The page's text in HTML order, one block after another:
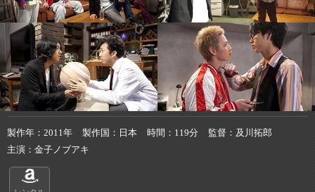
製作年 2011年 製作国 日本 時間 119分 監督
及川拓郎
主演
金子ノブアキ